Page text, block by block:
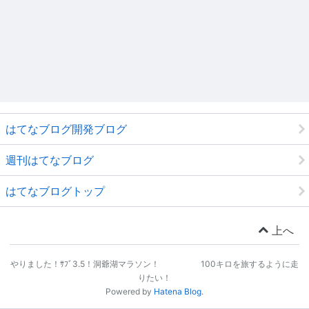
はてなブログ開発ブログ
週刊はてなブログ
はてなブログトップ
上へ
やりました！ｻﾌﾞ3.5！洞爺湖マラソン！ 100キロを旅するように走
りたい！
Powered by Hatena Blog.